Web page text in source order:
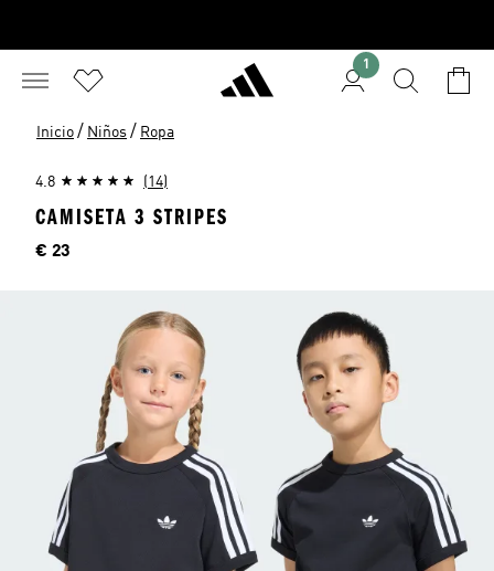
1
Inicio / Niños / Ropa
4.8 (14)
CAMISETA 3 STRIPES
Precio
€ 23